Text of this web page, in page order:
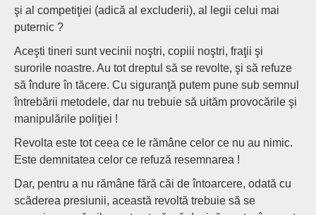
şi al competiţiei (adică al excluderii), al legii celui mai
puternic ?
Aceşti tineri sunt vecinii noştri, copiii noştri, fraţii şi
surorile noastre. Au tot dreptul să se revolte, şi să refuze
să îndure în tăcere. Cu siguranţă putem pune sub semnul
întrebării metodele, dar nu trebuie să uităm provocările şi
manipulările poliţiei !
Revolta este tot ceea ce le rămâne celor ce nu au nimic.
Este demnitatea celor ce refuză resemnarea !
Dar, pentru a nu rămâne fără căi de întoarcere, odată cu
scăderea presiunii, această revoltă trebuie să se